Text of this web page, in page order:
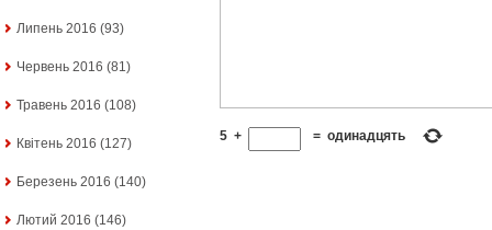
Липень 2016 (93)
Червень 2016 (81)
Травень 2016 (108)
Квітень 2016 (127)
Березень 2016 (140)
Лютий 2016 (146)
5 + = одинадцять